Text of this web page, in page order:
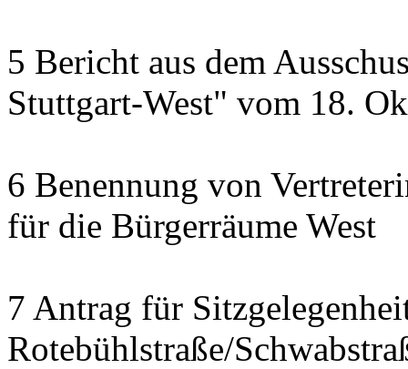
5 Bericht aus dem
Stuttgart-West" vom 18.
6 Benennung von
für die Bürgerräume West
7 Antrag für
Rotebühlstraße/